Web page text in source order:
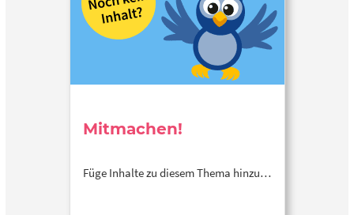
Mitmachen!
Füge Inhalte zu diesem Thema hinzu…